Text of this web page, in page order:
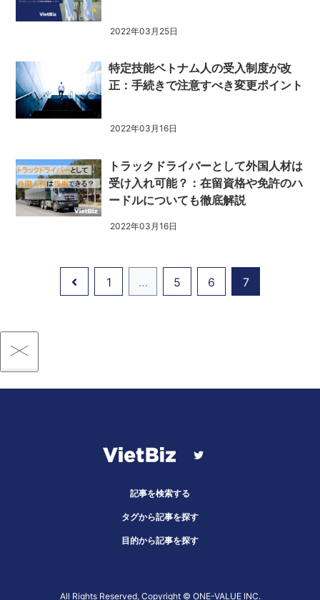
2022年03月25日
特定技能ベトナム人の受入制度が改
正：手続きで注意すべき変更ポイント
2022年03月16日
トラックドライバーとして外国人材は
受け入れ可能？：在留資格や免許のハ
ードルについても徹底解説
2022年03月16日
1 … 5 6 7
記事を検索する
タグから記事を探す
目的から記事を探す
All Rights Reserved, Copyright ©︎ ONE-VALUE INC.